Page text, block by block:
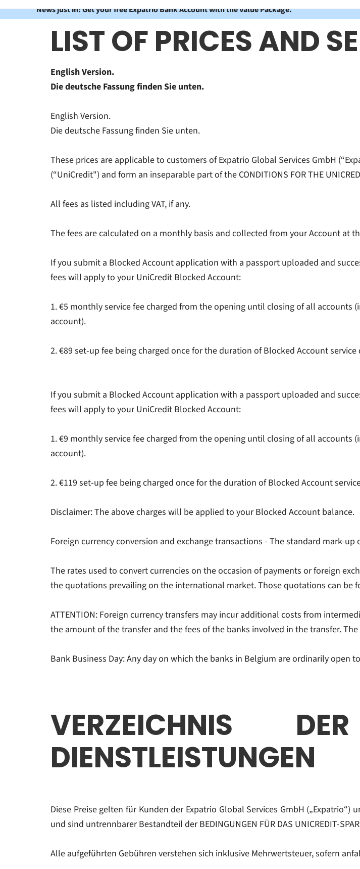
News just in: Get your free Expatrio Bank Account with the Value Package.
LIST OF PRICES AND
English Version.
Die deutsche Fassung finden Sie unten.
English Version.
Die deutsche Fassung finden Sie unten.
These prices are applicable to customers of Expatrio Global Services GmbH
(“UniCredit") and form an inseparable part of the CONDITIONS FOR THE
All fees as listed including VAT, if any.
The fees are calculated on a monthly basis and collected from your Account at
If you submit a Blocked Account application with a passport uploaded and
fees will apply to your UniCredit Blocked Account:
1. €5 monthly service fee charged from the opening until closing of all
account).
2. €89 set-up fee being charged once for the duration of Blocked Account
If you submit a Blocked Account application with a passport uploaded and
fees will apply to your UniCredit Blocked Account:
1. €9 monthly service fee charged from the opening until closing of all
account).
2. €119 set-up fee being charged once for the duration of Blocked Account
Disclaimer: The above charges will be applied to your Blocked Account balance.
Foreign currency conversion and exchange transactions - The standard mark-
The rates used to convert currencies on the occasion of payments or foreign
the quotations prevailing on the international market. Those quotations can be
ATTENTION: Foreign currency transfers may incur additional costs from
the amount of the transfer and the fees of the banks involved in the transfer.
Bank Business Day: Any day on which the banks in Belgium are ordinarily open
VERZEICHNIS
DIENSTLEISTUNGEN
Diese Preise gelten für Kunden der Expatrio Global Services GmbH
und sind untrennbarer Bestandteil der BEDINGUNGEN FÜR DAS UNICREDIT-
Alle aufgeführten Gebühren verstehen sich inklusive Mehrwertsteuer, sofern